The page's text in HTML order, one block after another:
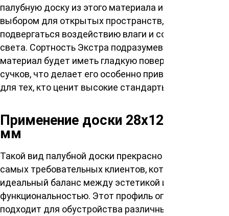
палубную доску из этого материала идеальным
выбором для открытых пространств, где она будет
подвергаться воздействию влаги и солнечного
света. Сортность Экстра подразумевает, что
материал будет иметь гладкую поверхность без
сучков, что делает его особенно привлекательным
для тех, кто ценит высокие стандарты качества.
Применение доски 28х120х4000
мм
Такой вид палубной доски прекрасно подходит для
самых требовательных клиентов, которые ищут
идеальный баланс между эстетикой и
функциональностью. Этот профиль оптимально
подходит для обустройства различных открытых